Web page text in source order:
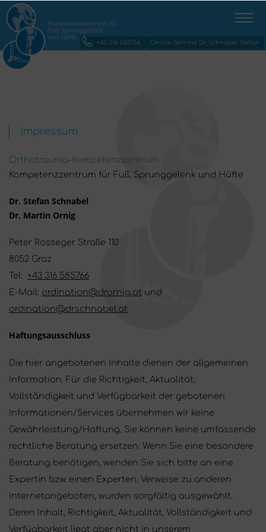
+43 316 585766 Online-Termine Dr. Schnabel Stefan
Impressum
Orthotrauma-Kompetenzzentrum
Kompetenzzentrum für Fuß, Sprunggelenk und Hüfte
Dr. Stefan Schnabel
Dr. Martin Ornig
Peter Rosseger Straße 110
8052 Graz
Tel: +43 316 585766
E-Mail: ordination@drornig.at und
ordination@drschnabel.at
Haftungsausschluss
Die hier angebotenen Inhalte dienen der allgemeinen
Information. Für die Richtigkeit, Aktualität,
Vollständigkeit und Verfügbarkeit der gebotenen
Informationen/Services übernehmen wir keine
Gewährleistung/Haftung. Sie können keine umfassende
rechtliche Beratung ersetzen. Wenn Sie eine besondere
Beratung benötigen, wenden Sie sich bitte an eine
Expertin bzw. einen Experten. Verweise zu anderen
Internetangeboten, wurden sorgfältig ausgewählt.
Deren Inhalt, Richtigkeit, Aktualität, Vollständigkeit und
Verfügbarkeit liegt aber nicht in unserem